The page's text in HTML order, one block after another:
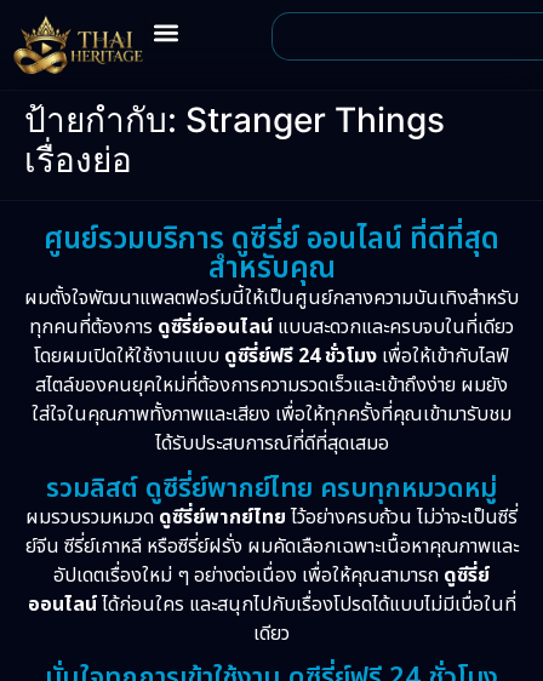
ป้ายกำกับ: Stranger Things
เรื่องย่อ
ศูนย์รวมบริการ ดูซีรี่ย์ ออนไลน์ ที่ดีที่สุด
สำหรับคุณ
ผมตั้งใจพัฒนาแพลตฟอร์มนี้ให้เป็นศูนย์กลางความบันเทิงสำหรับ
ทุกคนที่ต้องการ ดูซีรี่ย์ออนไลน์ แบบสะดวกและครบจบในที่เดียว
โดยผมเปิดให้ใช้งานแบบ ดูซีรี่ย์ฟรี 24 ชั่วโมง เพื่อให้เข้ากับไลฟ์
สไตล์ของคนยุคใหม่ที่ต้องการความรวดเร็วและเข้าถึงง่าย ผมยัง
ใส่ใจในคุณภาพทั้งภาพและเสียง เพื่อให้ทุกครั้งที่คุณเข้ามารับชม
ได้รับประสบการณ์ที่ดีที่สุดเสมอ
รวมลิสต์ ดูซีรี่ย์พากย์ไทย ครบทุกหมวดหมู่
ผมรวบรวมหมวด ดูซีรี่ย์พากย์ไทย ไว้อย่างครบถ้วน ไม่ว่าจะเป็นซีรี่
ย์จีน ซีรี่ย์เกาหลี หรือซีรี่ย์ฝรั่ง ผมคัดเลือกเฉพาะเนื้อหาคุณภาพและ
อัปเดตเรื่องใหม่ ๆ อย่างต่อเนื่อง เพื่อให้คุณสามารถ ดูซีรี่ย์
ออนไลน์ได้ก่อนใคร และสนุกไปกับเรื่องโปรดได้แบบไม่มีเบื่อในที่
เดียว